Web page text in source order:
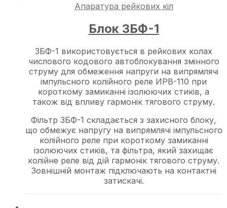
Апаратура рейкових кіл
Блок ЗБФ-1
ЗБФ-1 використовується в рейкових колах
числового кодового автоблокування змінного
струму для обмеження напруги на випрямлячі
імпульсного колійного реле ИРВ-110 при
короткому замиканні ізолюючих стиків, а
також від впливу гармонік тягового струму.
Фільтр ЗБФ-1 складається з захисного блоку,
що обмежує напругу на випрямлячі імпульсного
колійного реле при короткому замиканні
ізолюючих стиків, та фільтра, який захищає
колійне реле від дій гармонік тягового струму.
Зовнішній монтаж підключають на контактні
затискачі.